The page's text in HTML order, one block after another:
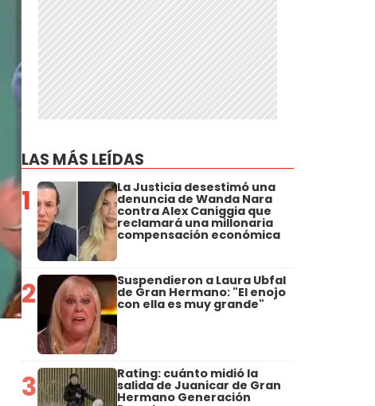
LAS MÁS LEÍDAS
1 La Justicia desestimó una
denuncia de Wanda Nara
contra Alex Caniggia que
reclamará una millonaria
compensación económica
2 Suspendieron a Laura Ubfal
de Gran Hermano: "El enojo
con ella es muy grande"
3 Rating: cuánto midió la
salida de Juanicar de Gran
Hermano Generación